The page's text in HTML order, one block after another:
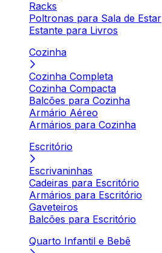
Racks
Poltronas para Sala de Estar
Estante para Livros
Cozinha
Cozinha Completa
Cozinha Compacta
Balcões para Cozinha
Armário Aéreo
Armários para Cozinha
Escritório
Escrivaninhas
Cadeiras para Escritório
Armários para Escritório
Gaveteiros
Balcões para Escritório
Quarto Infantil e Bebê